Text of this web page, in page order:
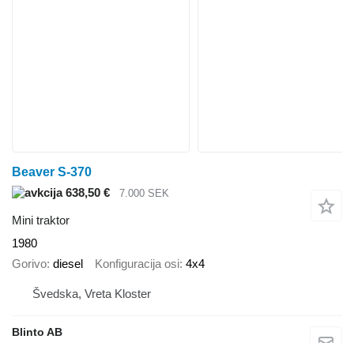
Beaver S-370
638,50 €
7.000 SEK
Mini traktor
1980
Gorivo diesel Konfiguracija osi 4x4
Švedska, Vreta Kloster
Blinto AB